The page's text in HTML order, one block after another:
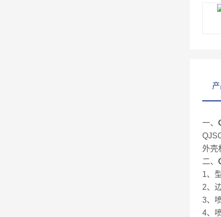
一、
外壳
二、
1、
2、
3、
4、